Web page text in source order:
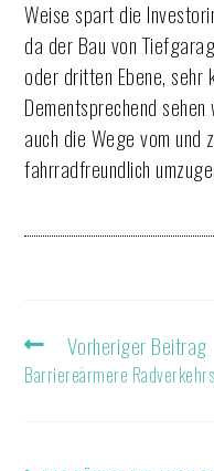
Weise spart die
da der Bau von
oder dritten Ebene, sehr
Dementsprechend
auch die Wege vom und
fahrradfreundlich
Vorheriger Beitrag
Barriereärmere